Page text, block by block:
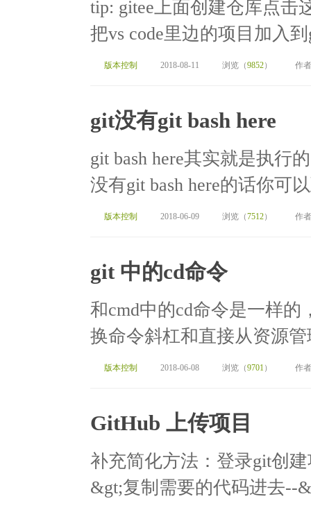
tip: gitee上面创建仓库点击
把vs code里边的项目加入
版本控制 2018-08-11 浏览（9852） 作
git没有git bash here
git bash here其实就是执行
没有git bash here的话你可
版本控制 2018-06-09 浏览（7512） 作
git 中的cd命令
和cmd中的cd命令是一样的
换命令斜杠和直接从资源
版本控制 2018-06-08 浏览（9701） 作
GitHub 上传项目
补充简化方法：登录git创
&gt;复制需要的代码进去--